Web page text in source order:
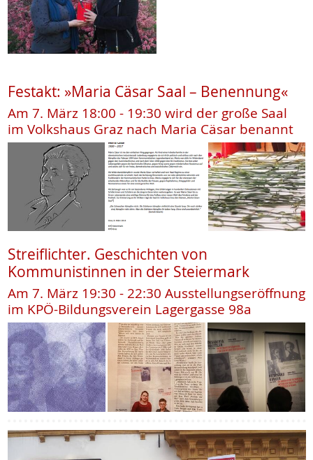
Festakt: »Maria Cäsar Saal – Benennung«
Am 7. März 18:00 - 19:30 wird der große Saal
im Volkshaus Graz nach Maria Cäsar benannt
Streiflichter. Geschichten von
Kommunistinnen in der Steiermark
Am 7. März 19:30 - 22:30 Ausstellungseröffnung
im KPÖ-Bildungsverein Lagergasse 98a